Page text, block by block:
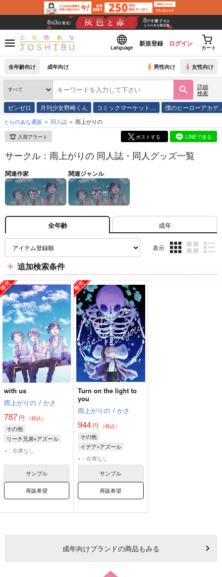
Language
新規登録 ログイン
カート
全年齢向け 成年向け 男性向け 女性向け
詳細
検索
ゼンゼロ 月刊少女野崎くん コミックマーケット… 僕のヒーローアカ
とらのあな通販 同人誌 雨上がりの
入荷アラート ポストする LINEで送る
サークル：雨上がりの 同人誌・同人グッズ一覧
関連作家
かさ
関連ジャンル
その他
全年齢 成年
表示
ム
ム
ム
追加検索条件
with us
雨上がりの / かさ
787 円 （税込）
その他
リーチ兄弟×アズール
×：在庫なし
サンプル
再販希望
Turn on the light to
you
雨上がりの / かさ
944 円 （税込）
その他
イデア×アズール
イデア・シュラウド
×：在庫なし
サンプル
再販希望
成年向けブランドの商品もみる